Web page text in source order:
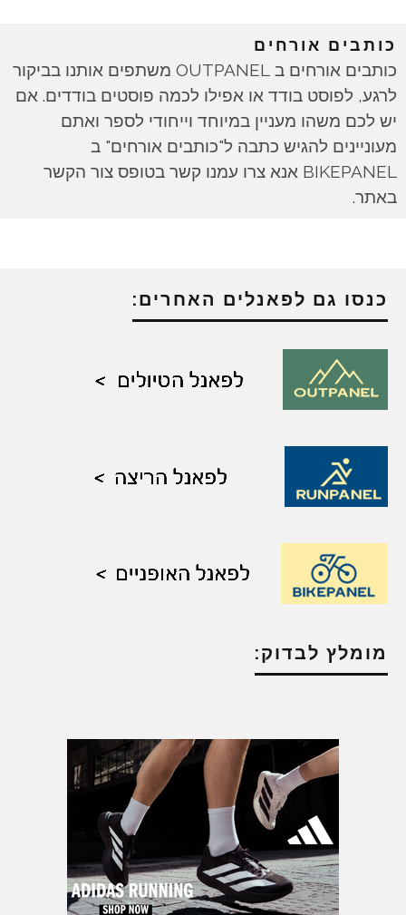
כותבים אורחים
כותבים אורחים ב OUTPANEL משתפים אותנו בביקור
לרגע, לפוסט בודד או אפילו לכמה פוסטים בודדים. אם
יש לכם משהו מעניין במיוחד וייחודי לספר ואתם
מעוניינים להגיש כתבה ל"כותבים אורחים" ב
BIKEPANEL אנא צרו עמנו קשר בטופס צור הקשר
באתר.
כנסו גם לפאנלים האחרים:
מומלץ לבדוק: